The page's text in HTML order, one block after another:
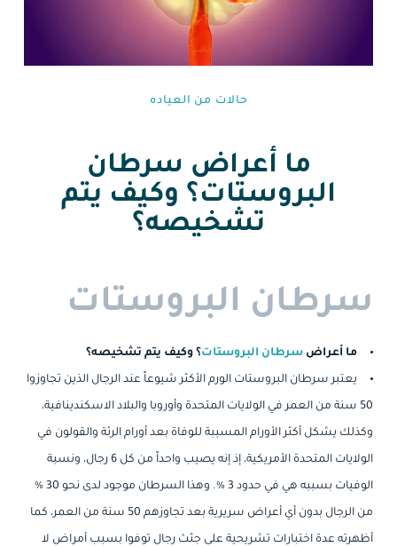
حالات من العياده⁩
ما أعراض سرطان
البروستات؟ وكيف يتم
تشخيصه؟
سرطان البروستات
ما أعراض سرطان البروستات؟ وكيف يتم تشخيصه؟
يعتبر سرطان البروستات الورم الأكثر شيوعاً عند الرجال الذين تجاوزوا
50 سنة من العمر في الولايات المتحدة وأوروبا والبلاد الاسكندينافية،
وكذلك يشكل أكثر الأورام المسببة للوفاة بعد أورام الرئة والقولون في
الولايات المتحدة الأمريكية، إذ إنه يصيب واحداً من كل 6 رجال، ونسبة
الوفيات بسببه هي في حدود 3 %. وهذا السرطان موجود لدى نحو 30 %
من الرجال بدون أي أعراض سريرية بعد تجاوزهم 50 سنة من العمر، كما
أظهرته عدة اختبارات تشريحية على جثث رجال توفوا بسبب أمراض لا